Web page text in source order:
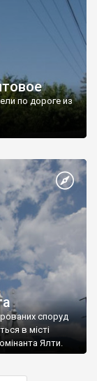
по дороге из
споруд
в місті
Ялти.